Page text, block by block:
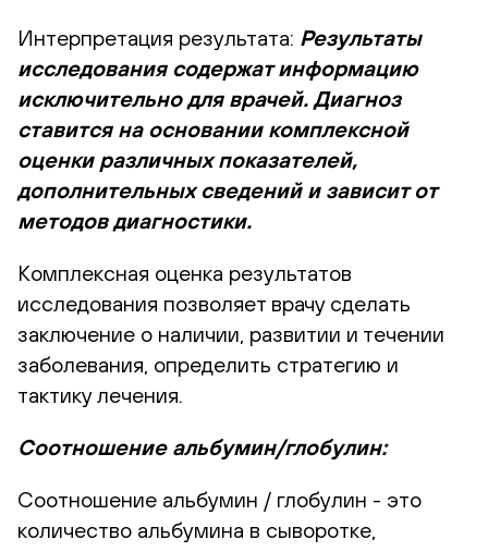
Интерпретация результата: Результаты
исследования содержат информацию
исключительно для врачей. Диагноз
ставится на основании комплексной
оценки различных показателей,
дополнительных сведений и зависит от
методов диагностики.
Комплексная оценка результатов
исследования позволяет врачу сделать
заключение о наличии, развитии и течении
заболевания, определить стратегию и
тактику лечения.
Соотношение альбумин/глобулин:
Соотношение альбумин / глобулин - это
количество альбумина в сыворотке,